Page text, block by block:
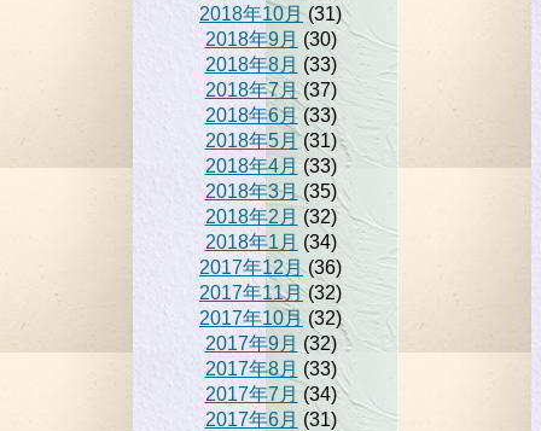
2018年10月 (31)
2018年9月 (30)
2018年8月 (33)
2018年7月(37)
2018年6月(33)
2018年5月(31)
2018年4月(33)
2018年3月(35)
2018年2月 (32)
2018年1月 (34)
2017年12月(36)
2017年11月(32)
2017年10月 (32)
2017年9月 (32)
2017年8月 (33)
2017年7月 (34)
2017年6月 (31)